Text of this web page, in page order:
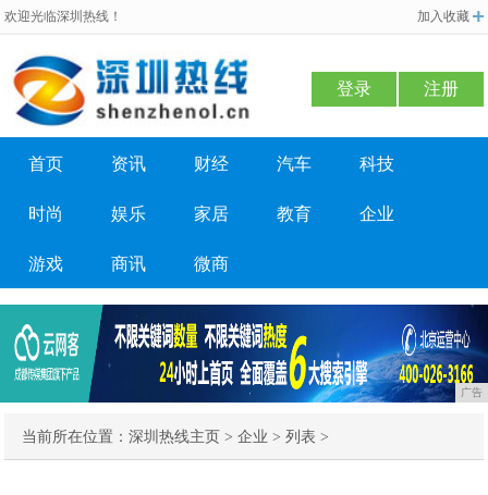
欢迎光临深圳热线！ 加入收藏
登录 注册
首页 资讯 财经 汽车 科技
时尚 娱乐 家居 教育 企业
游戏 商讯 微商
广告
当前所在位置：深圳热线主页 >企业 > 列表 >